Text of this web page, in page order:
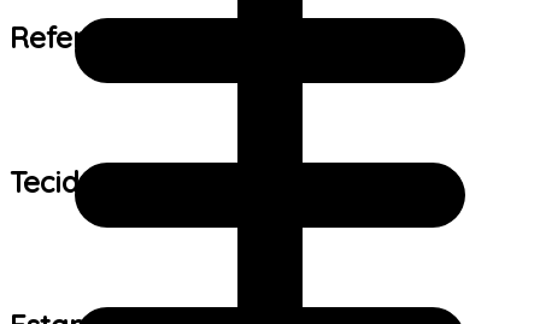
Referência de tamanho:
Tecido: